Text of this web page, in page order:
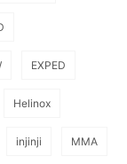
EXPED
Helinox
injinji MMA